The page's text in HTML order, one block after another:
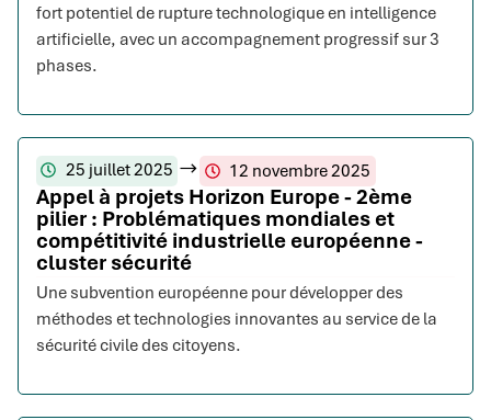
fort potentiel de rupture technologique en intelligence
artificielle, avec un accompagnement progressif sur 3
phases.
25 juillet 2025 12 novembre 2025
Appel à projets Horizon Europe - 2ème
pilier : Problématiques mondiales et
compétitivité industrielle européenne -
cluster sécurité
Une subvention européenne pour développer des
méthodes et technologies innovantes au service de la
sécurité civile des citoyens.